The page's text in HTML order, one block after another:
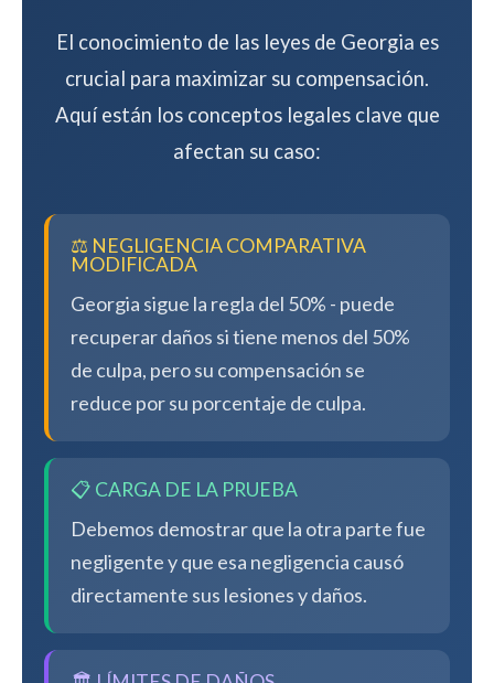
El conocimiento de las leyes de Georgia es
crucial para maximizar su compensación.
Aquí están los conceptos legales clave que
afectan su caso:
⚖️ NEGLIGENCIA COMPARATIVA
MODIFICADA
Georgia sigue la regla del 50% - puede
recuperar daños si tiene menos del 50%
de culpa, pero su compensación se
reduce por su porcentaje de culpa.
📋 CARGA DE LA PRUEBA
Debemos demostrar que la otra parte fue
negligente y que esa negligencia causó
directamente sus lesiones y daños.